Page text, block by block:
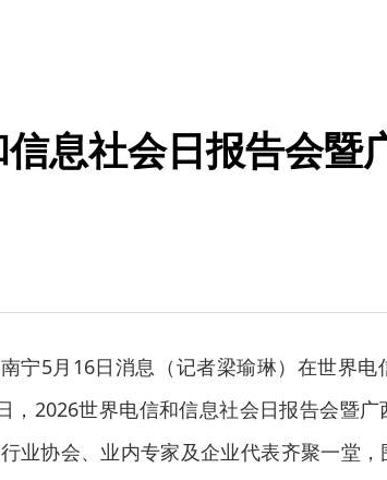
息社会日报告会暨
宁5月16日消息（记者梁瑜琳）在世界电
，2026世界电信和信息社会日报告会暨广
业协会、业内专家及企业代表齐聚一堂